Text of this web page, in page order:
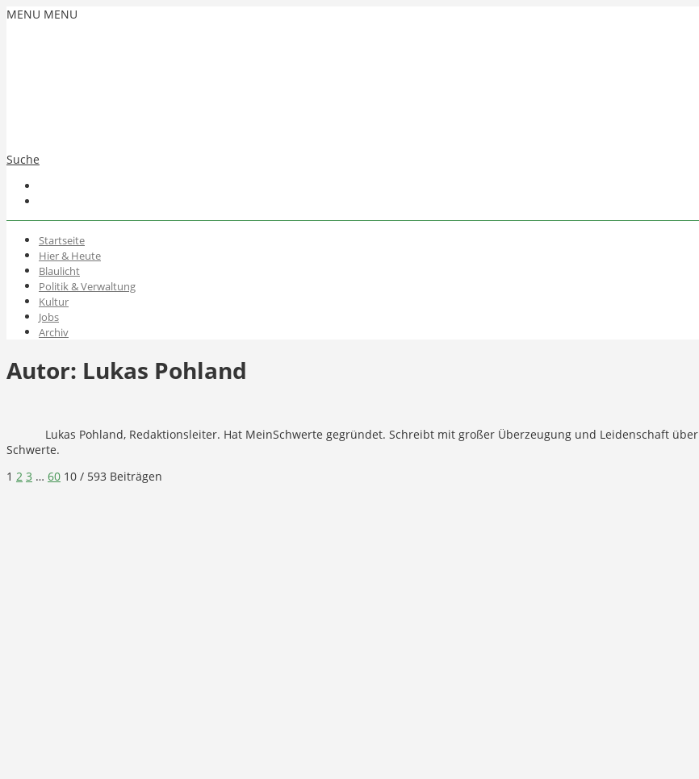
MENU MENU
Suche
Startseite
Hier & Heute
Blaulicht
Politik & Verwaltung
Kultur
Jobs
Archiv
Autor: Lukas Pohland
Lukas Pohland, Redaktionsleiter. Hat MeinSchwerte gegründet. Schreibt mit großer Überzeugung und Leidenschaft über
Schwerte.
1 2 3 … 60 10 / 593 Beiträgen